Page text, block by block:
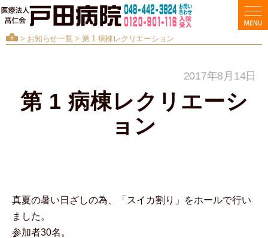
> お知らせ一覧 > 第 1 病棟レクリエーション
2017年8月14日
第 1 病棟レクリエーシ
ョン
真夏の暑い日ざしの為、「スイカ割り」をホールで行い
ました。
参加者30名。